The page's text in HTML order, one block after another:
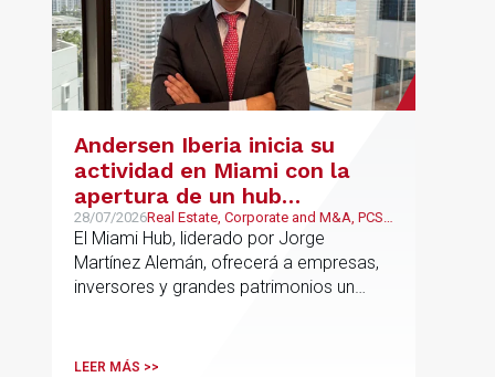
Andersen Iberia inicia su
actividad en Miami con la
apertura de un hub
estratégico para reforzar el
asesoramiento fiscal, legal y
patrimonial conectando
Europa y Latinoamérica
28/07/2026Real Estate, Corporate and M&A, PCS,
Wealth Management & Family
Business
El Miami Hub, liderado por Jorge
Martínez Alemán, ofrecerá a empresas,
inversores y grandes patrimonios un
Latinoamérica y otros mercados
LEER MÁS >>